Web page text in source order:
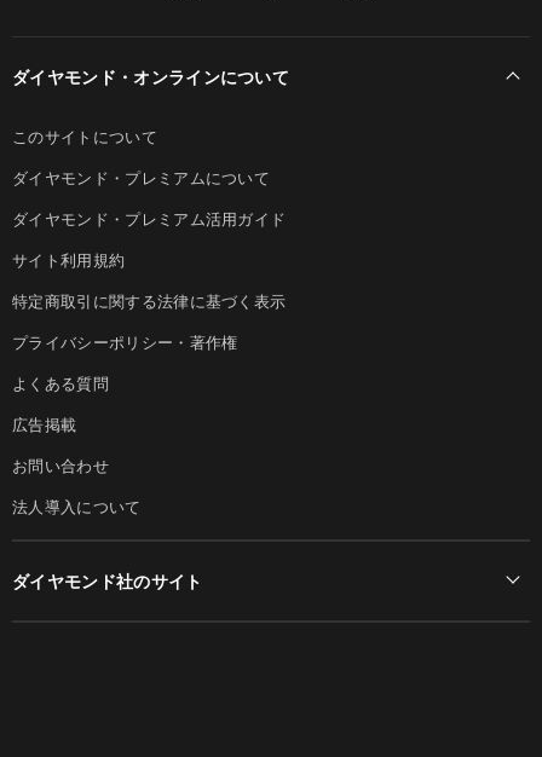
ダイヤモンド・オンラインについて
このサイトについて
ダイヤモンド・プレミアムについて
ダイヤモンド・プレミアム活用ガイド
サイト利用規約
特定商取引に関する法律に基づく表示
プライバシーポリシー・著作権
よくある質問
広告掲載
お問い合わせ
法人導入について
ダイヤモンド社のサイト